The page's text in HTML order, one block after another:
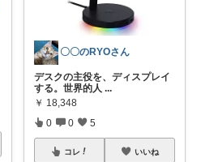
〇〇のRYOさん
デスクの主役を、ディスプレイ
する。世界的人 ...
￥ 18,348
0 0 5
コレ いいね